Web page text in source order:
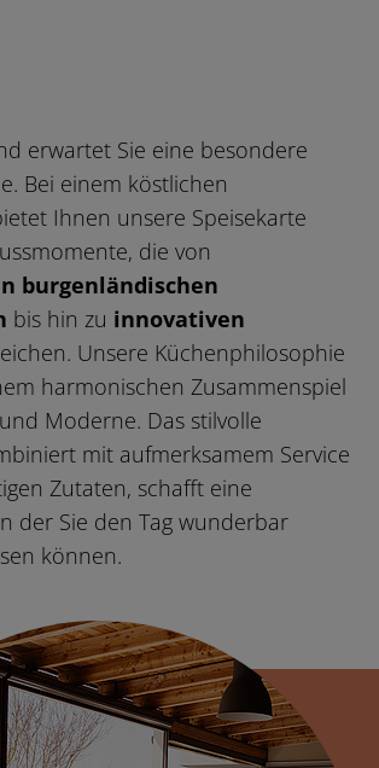
erwartet Sie eine besondere
Bei einem köstlichen
Ihnen unsere Speisekarte
die von
burgenländischen
bis hin zu innovativen
Unsere Küchenphilosophie
harmonischen Zusammenspiel
Moderne. Das stilvolle
mit aufmerksamem Service
Zutaten, schafft eine
der Sie den Tag wunderbar
können.